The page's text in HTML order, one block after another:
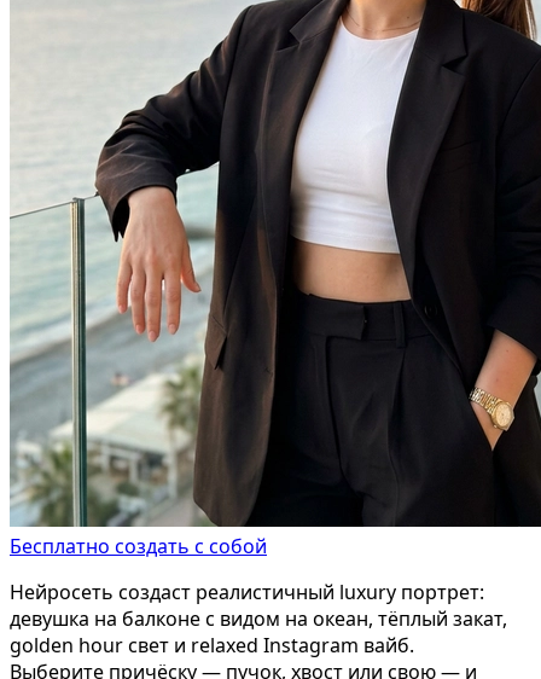
Бесплатно создать с собой
Нейросеть создаст реалистичный luxury портрет:
девушка на балконе с видом на океан, тёплый закат,
golden hour свет и relaxed Instagram вайб.
Выберите причёску — пучок, хвост или свою — и